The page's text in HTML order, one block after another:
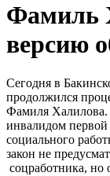
Фамиль
версию
Сегодня в
продолжился
Фамиля Халилова.
инвалидом
социального
закон не
соцработника, но